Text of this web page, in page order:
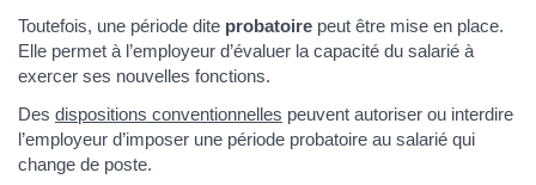
Toutefois, une période dite probatoire peut être mise en place.
Elle permet à l’employeur d’évaluer la capacité du salarié à
exercer ses nouvelles fonctions.
Des dispositions conventionnelles peuvent autoriser ou interdire
l’employeur d’imposer une période probatoire au salarié qui
change de poste.